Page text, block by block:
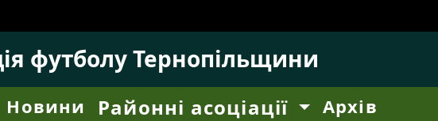
футболу Тернопільщини
Новини Районні асоціації Архів